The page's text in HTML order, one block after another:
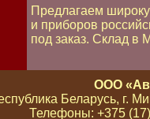
Предлагаем
и приборов
под заказ. Склад в
ООО
Беларусь, г.
Телефоны: +375